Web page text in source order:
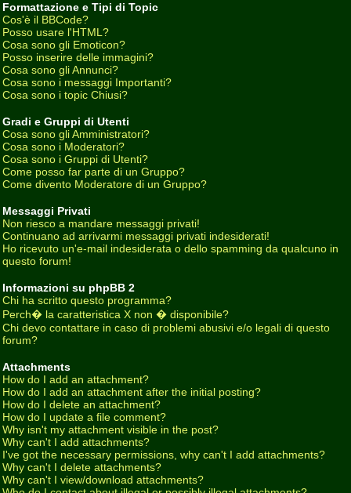
Formattazione e Tipi di Topic
Cos'è il BBCode?
Posso usare l'HTML?
Cosa sono gli Emoticon?
Posso inserire delle immagini?
Cosa sono gli Annunci?
Cosa sono i messaggi Importanti?
Cosa sono i topic Chiusi?
Gradi e Gruppi di Utenti
Cosa sono gli Amministratori?
Cosa sono i Moderatori?
Cosa sono i Gruppi di Utenti?
Come posso far parte di un Gruppo?
Come divento Moderatore di un Gruppo?
Messaggi Privati
Non riesco a mandare messaggi privati!
Continuano ad arrivarmi messaggi privati indesiderati!
Ho ricevuto un'e-mail indesiderata o dello spamming da qualcuno in
questo forum!
Informazioni su phpBB 2
Chi ha scritto questo programma?
Perch� la caratteristica X non � disponibile?
Chi devo contattare in caso di problemi abusivi e/o legali di questo
forum?
Attachments
How do I add an attachment?
How do I add an attachment after the initial posting?
How do I delete an attachment?
How do I update a file comment?
Why isn't my attachment visible in the post?
Why can't I add attachments?
I've got the necessary permissions, why can't I add attachments?
Why can't I delete attachments?
Why can't I view/download attachments?